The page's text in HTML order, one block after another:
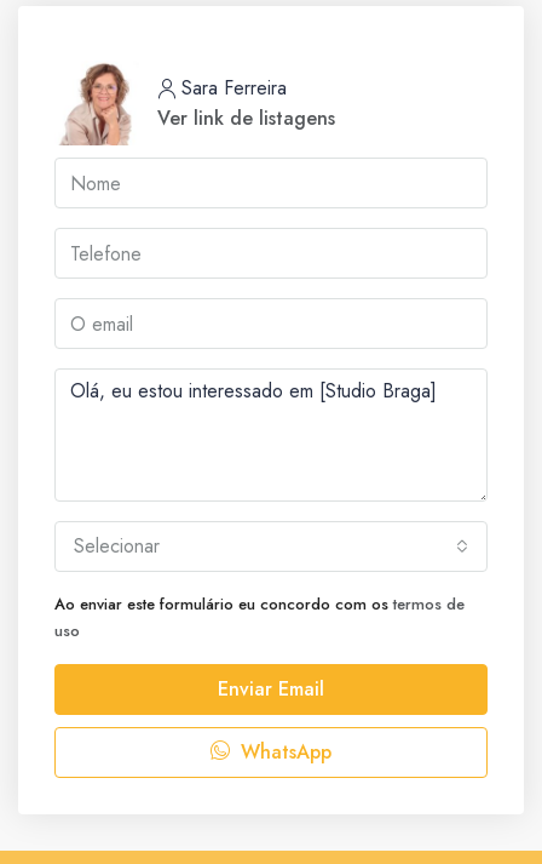
Sara Ferreira
Ver link de listagens
Selecionar
Ao enviar este formulário eu concordo com ostermos de
uso
Enviar Email
WhatsApp